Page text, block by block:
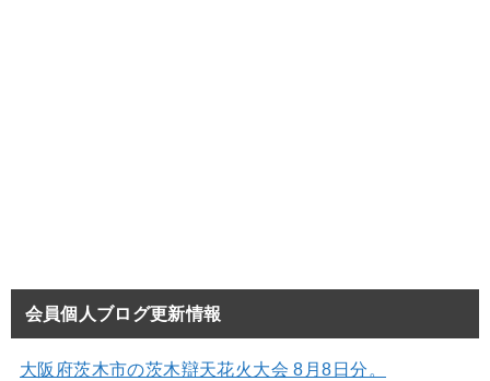
会員個人ブログ更新情報
大阪府茨木市の茨木辯天花火大会 8月8日分。